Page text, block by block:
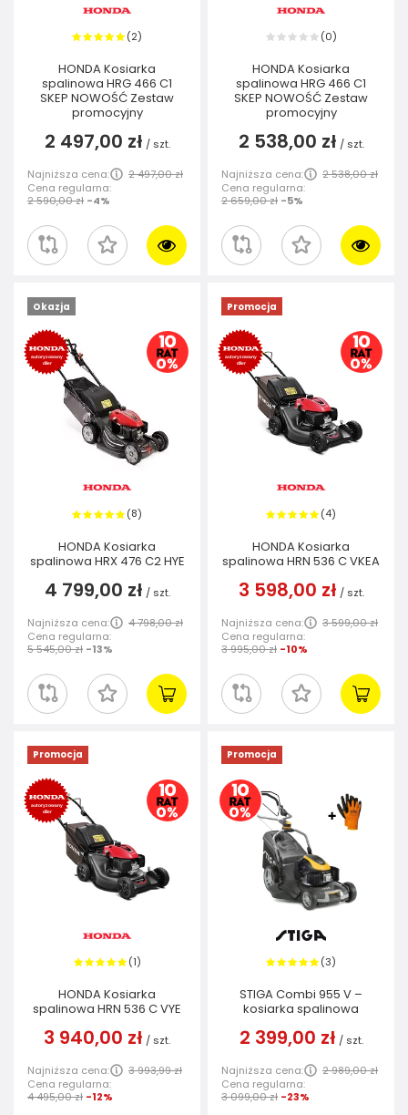
(2)
HONDA Kosiarka
spalinowa HRG 466 C1
SKEP NOWOŚĆ Zestaw
promocyjny
2 497,00 zł / szt.
Najniższa cena:
2 497,00 zł
Cena regularna:
2 590,00 zł -4%
(0)
HONDA Kosiarka
spalinowa HRG 466 C1
SKEP NOWOŚĆ Zestaw
promocyjny
2 538,00 zł / szt.
Najniższa cena:
2 538,00 zł
Cena regularna:
2 659,00 zł -5%
Okazja
(8)
HONDA Kosiarka
spalinowa HRX 476 C2 HYE
4 799,00 zł / szt.
Najniższa cena:
4 798,00 zł
Cena regularna:
5 545,00 zł -13%
Promocja
(4)
HONDA Kosiarka
spalinowa HRN 536 C VKEA
3 598,00 zł / szt.
Najniższa cena:
3 599,00 zł
Cena regularna:
3 995,00 zł -10%
Promocja
(1)
HONDA Kosiarka
spalinowa HRN 536 C VYE
3 940,00 zł / szt.
Najniższa cena:
3 993,99 zł
Cena regularna:
4 495,00 zł -12%
Promocja
(3)
STIGA Combi 955 V –
kosiarka spalinowa
2 399,00 zł / szt.
Najniższa cena:
2 989,00 zł
Cena regularna:
3 099,00 zł -23%